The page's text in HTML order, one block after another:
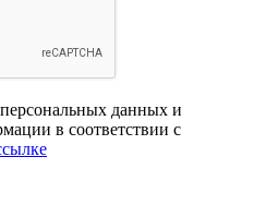
данных и
в соответствии с